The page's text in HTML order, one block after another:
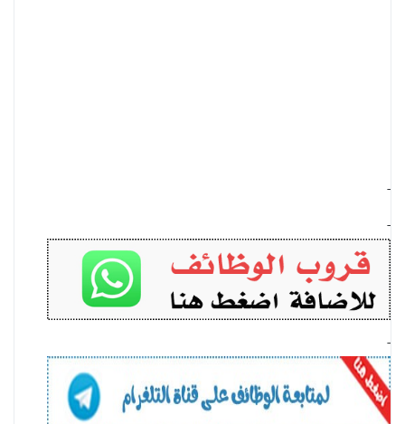
-
-
-